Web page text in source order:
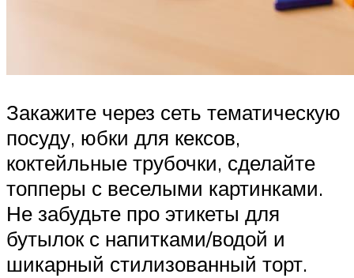
Закажите через сеть тематическую
посуду, юбки для кексов,
коктейльные трубочки, сделайте
топперы с веселыми картинками.
Не забудьте про этикеты для
бутылок с напитками/водой и
шикарный стилизованный торт.